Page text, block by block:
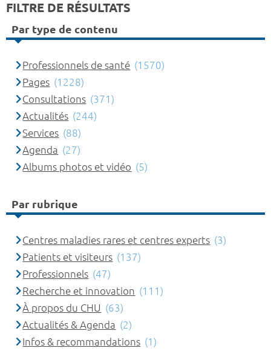
FILTRE DE RÉSULTATS
Par type de contenu
Professionnels de santé (1570)
Pages (1228)
Consultations (371)
Actualités (244)
Services (88)
Agenda (27)
Albums photos et vidéo (5)
Par rubrique
Centres maladies rares et centres experts (3)
Patients et visiteurs (137)
Professionnels (47)
Recherche et innovation (111)
À propos du CHU (63)
Actualités & Agenda (2)
Infos & recommandations (1)